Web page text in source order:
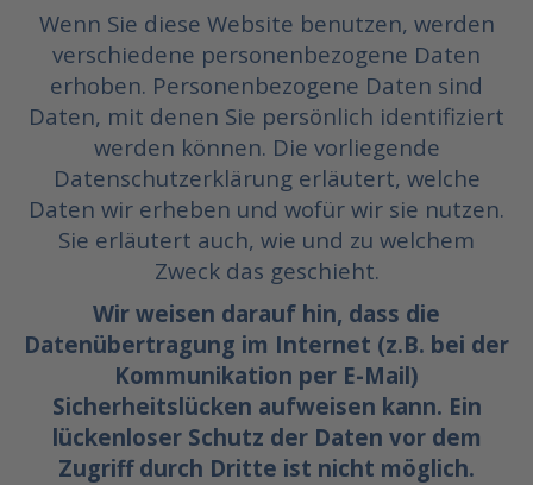
Wenn Sie diese Website benutzen, werden
verschiedene personenbezogene Daten
erhoben. Personenbezogene Daten sind
Daten, mit denen Sie persönlich identifiziert
werden können. Die vorliegende
Datenschutzerklärung erläutert, welche
Daten wir erheben und wofür wir sie nutzen.
Sie erläutert auch, wie und zu welchem
Zweck das geschieht.
Wir weisen darauf hin, dass die
Datenübertragung im Internet (z.B. bei der
Kommunikation per E-Mail)
Sicherheitslücken aufweisen kann. Ein
lückenloser Schutz der Daten vor dem
Zugriff durch Dritte ist nicht möglich.